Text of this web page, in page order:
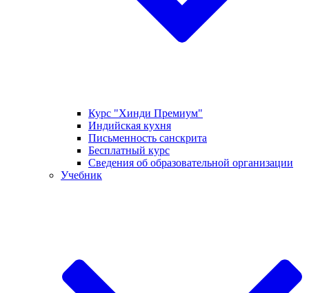
Курс "Хинди Премиум"
Индийская кухня
Письменность санскрита
Бесплатный курс
Сведения об образовательной организации
Учебник